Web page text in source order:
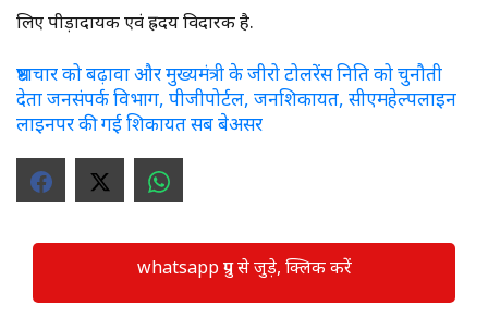
लिए पीड़ादायक एवं ह्रदय विदारक है.
भ्रष्टाचार को बढ़ावा और मुख्यमंत्री के जीरो टोलरेंस निति को चुनौती
देता जनसंपर्क विभाग, पीजीपोर्टल, जनशिकायत, सीएमहेल्पलाइन
लाइनपर की गई शिकायत सब बेअसर
whatsapp ग्रुप से जुड़े, क्लिक करें